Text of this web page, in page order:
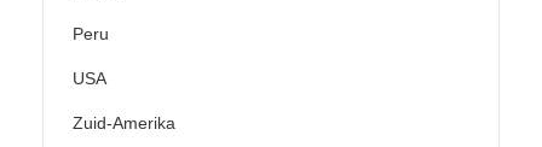
Peru
USA
Zuid-Amerika